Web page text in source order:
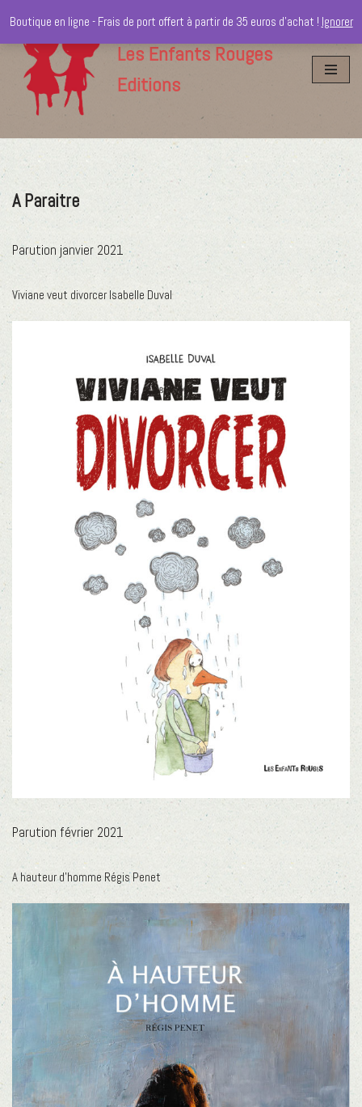
Aller
contenu
Les Enfants Rouges
Editions
A Paraitre
Parution janvier 2021
Viviane veut divorcer Isabelle Duval
Parution février 2021
A hauteur d’homme Régis Penet
Boutique en ligne - Frais de port offert à partir de 35 euros d'achat ! Ignorer